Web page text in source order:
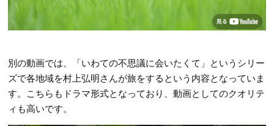
別の動画では、「いわての不思議に会いたくて」というシリー
ズで各地域を村上弘明さんが旅をするという内容となっていま
す。こちらもドラマ形式となっており、動画としてのクオリテ
ィも高いです。